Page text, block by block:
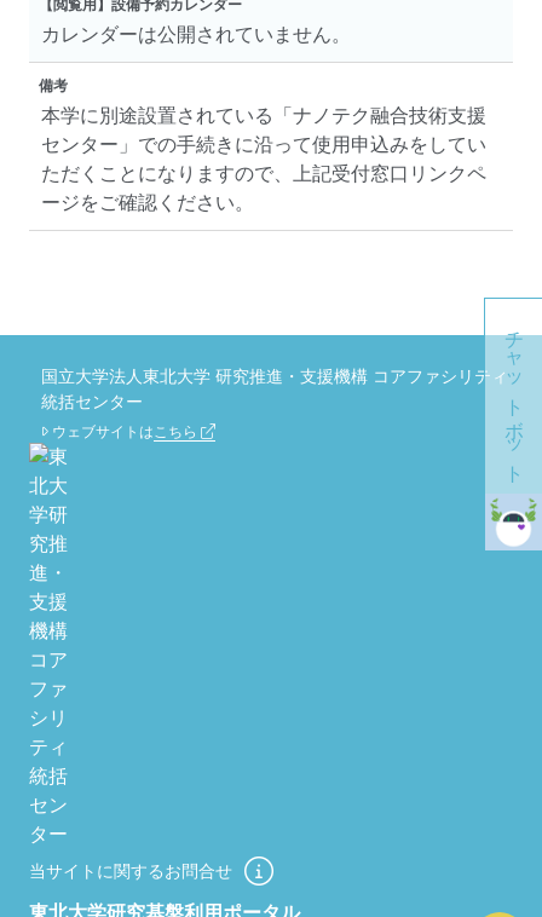
【閲覧用】設備予約カレンダー
カレンダーは公開されていません。
備考
本学に別途設置されている「ナノテク融合技術支援
センター」での手続きに沿って使用申込みをしてい
ただくことになりますので、上記受付窓口リンクペ
ージをご確認ください。
チャットボット
東北大学研究基盤利用ポータル
当サイトに関するお問合せ
国立大学法人東北大学 研究推進・支援機構 コアファシリティ
統括センター
ウェブサイトはこちら